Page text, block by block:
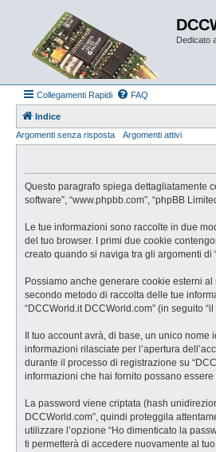
Dedicato
Collegamenti Rapidi FAQ
Indice
Argomenti senza risposta
Argomenti attivi
Questo paragrafo spiega dettagliatamente
software”, “www.phpbb.com”, “phpBB
Le tue informazioni sono raccolte in due
del tuo browser. I primi due cookie
creato quando si naviga tra gli argomenti
Possiamo anche generare cookie esterni
secondo metodo di raccolta delle tue
“DCCWorld.it DCCWorld.com” (in seguito
Il tuo account avrà, di base, un unico
informazioni rilasciate per l’apertura
durante il processo di registrazione su
informazioni che hai fornito possano
La password viene criptata (hash
DCCWorld.com”, quindi proteggila
utilizzare l’opzione “Ho dimenticato la
ti permetterà di accedere nuovamente al